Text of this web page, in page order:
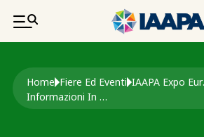
SALTA AL CONTENUTO
Briciole di pane
Home Fiere Ed Eventi
Informazioni In Loco Per Expo Europe